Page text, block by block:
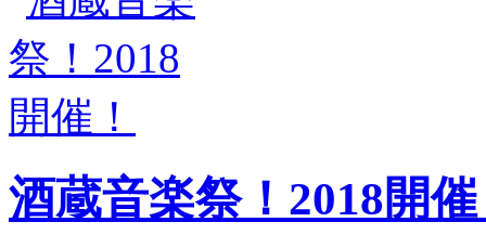
酒蔵音楽祭！2018開